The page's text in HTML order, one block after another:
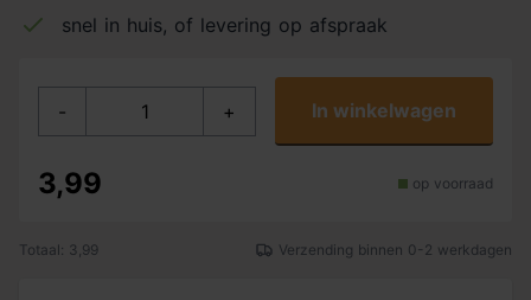
snel in huis, of levering op afspraak
- + In winkelwagen
3,99 op voorraad
Totaal: 3,99 Verzending binnen 0-2 werkdagen